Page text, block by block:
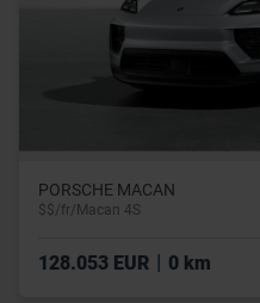
PORSCHE MACAN
$$/fr/Macan 4S
128.053 EUR | 0 km